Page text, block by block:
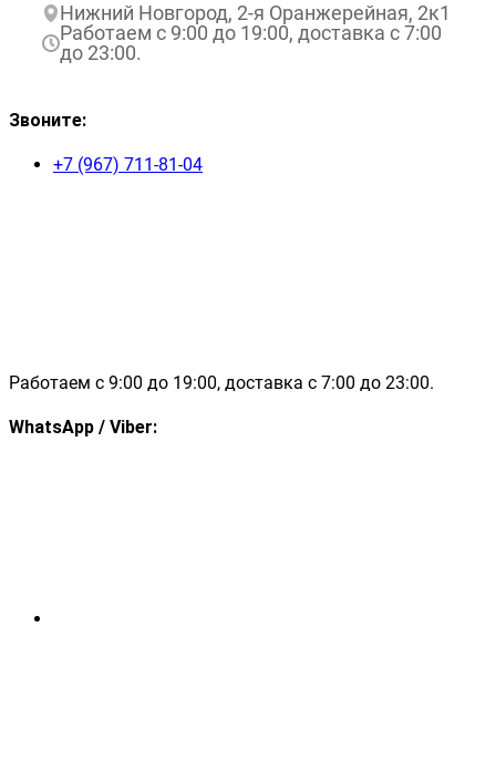
Нижний Новгород, 2-я Оранжерейная, 2к1
Работаем с 9:00 до 19:00, доставка с 7:00
до 23:00.
Звоните:
+7 (967) 711-81-04
Работаем с 9:00 до 19:00, доставка с 7:00 до 23:00.
WhatsApp / Viber: